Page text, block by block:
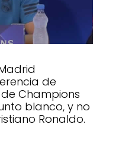
de
Champions
blanco, y no
Ronaldo.